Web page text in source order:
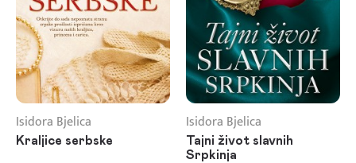
Isidora Bjelica
Kraljice serbske
Isidora Bjelica
Tajni život slavnih
Srpkinja